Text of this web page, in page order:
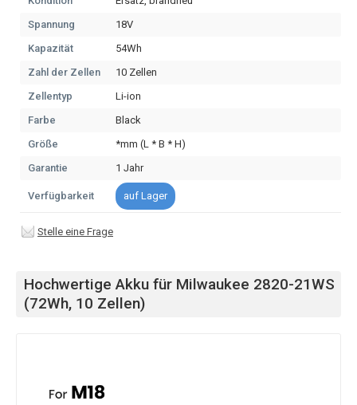
Spannung
18V
Kapazität
54Wh
Zahl der Zellen
10 Zellen
Zellentyp
Li-ion
Farbe
Black
Größe
*mm (L * B * H)
Garantie
1 Jahr
Verfügbarkeit auf Lager
Stelle eine Frage
Hochwertige Akku für Milwaukee 2820-21WS
(72Wh, 10 Zellen)